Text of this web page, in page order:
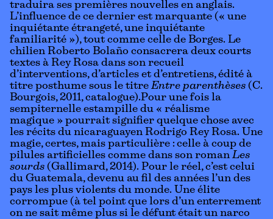
traduira ses premières nouvelles en anglais.
L’influence de ce dernier est marquante (« une
inquiétante étrangeté, une inquiétante
familiarité »), tout comme celle de Borges. Le
chilien Roberto Bolaño consacrera deux courts
textes à Rey Rosa dans son recueil
d’interventions, d’articles et d’entretiens, édité à
titre posthume sous le titre Entre parenthèses (C.
Bourgois, 2011,catalogue).Pour une fois la
sempiternelle estampille du « réalisme
magique » pourrait signifier quelque chose avec
les récits du nicaraguayen Rodrigo Rey Rosa. Une
magie, certes, mais particulière : celle à coup de
pilules artificielles comme dans son roman Les
sourds (Gallimard, 2014). Pour le réel, c’est celui
du Guatemala, devenu au fil des années l’un des
pays les plus violents du monde. Une élite
corrompue (à tel point que lors d’un enterrement
on ne sait même plus si le défunt était un narco